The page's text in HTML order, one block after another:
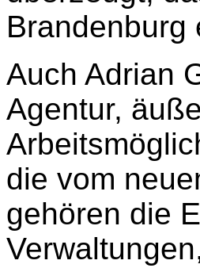
Brandenburg
Auch Adrian
Agentur,
die vom
gehören die